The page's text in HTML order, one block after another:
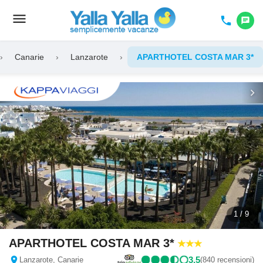
Toggle
menu phone chat
› Canarie › Lanzarote › APARTHOTEL COSTA MAR 3*
chevron_left chevron_right
1 / 9
APARTHOTEL COSTA MAR 3*
location_on Lanzarote, Canarie 3,5(840 recensioni)